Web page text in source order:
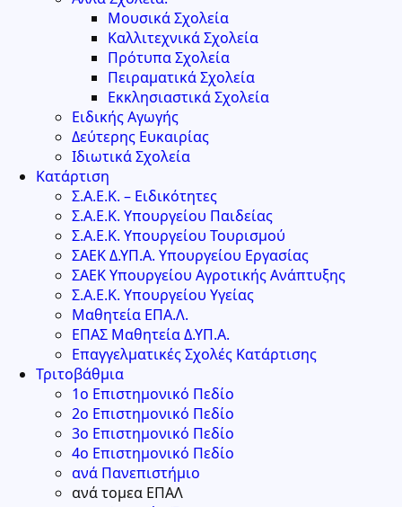
Μουσικά Σχολεία
Καλλιτεχνικά Σχολεία
Πρότυπα Σχολεία
Πειραματικά Σχολεία
Εκκλησιαστικά Σχολεία
Ειδικής Αγωγής
Δεύτερης Ευκαιρίας
Ιδιωτικά Σχολεία
Κατάρτιση
Σ.Α.Ε.Κ. – Ειδικότητες
Σ.Α.Ε.Κ. Υπουργείου Παιδείας
Σ.Α.Ε.Κ. Υπουργείου Τουρισμού
ΣΑΕΚ Δ.ΥΠ.Α. Υπουργείου Εργασίας
ΣΑΕΚ Υπουργείου Αγροτικής Ανάπτυξης
Σ.Α.Ε.Κ. Υπουργείου Υγείας
Μαθητεία ΕΠΑ.Λ.
ΕΠΑΣ Μαθητεία Δ.ΥΠ.Α.
Επαγγελματικές Σχολές Κατάρτισης
Τριτοβάθμια
1ο Επιστημονικό Πεδίο
2ο Επιστημονικό Πεδίο
3ο Επιστημονικό Πεδίο
4ο Επιστημονικό Πεδίο
ανά Πανεπιστήμιο
ανά τομεα ΕΠΑΛ